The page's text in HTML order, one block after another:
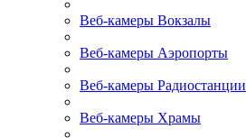
Веб-камеры Вокзалы
Веб-камеры Аэропорты
Веб-камеры Радиостанции
Веб-камеры Храмы